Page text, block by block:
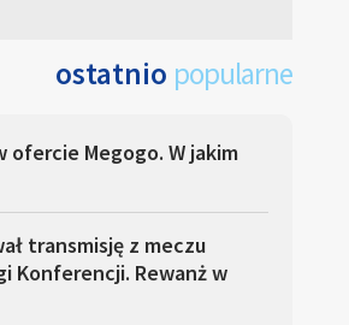
ostatnio popularne
ofercie Megogo. W jakim
transmisję z meczu
Konferencji. Rewanż w